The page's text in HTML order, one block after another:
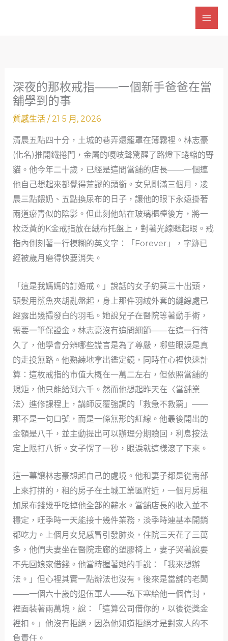
深夜的那枚戒指——一個新手爸爸在當
舖學到的事
質感生活/21 5 月, 2026
清晨五點四十分，土城的巷弄還籠罩在薄霧裡。林志豪
(化名)推開鐵捲門，金屬的嘎吱聲驚醒了路燈下蜷縮的野
貓。他今年二十歲，已經是這間當舖的店長——一個連
他自己想起來都覺得荒謬的頭銜。女兒剛滿三個月，凌
晨三點餵奶、五點換尿布的日子，讓他的眼下永遠掛著
兩道瘀青似的陰影。但此刻他站在玻璃櫃檯後方，將一
枚泛黃的K金戒指放在絨布托盤上，對著光線瞇起眼。戒
指內側刻著一行模糊的英文字：「Forever」，字跡已
經被歲月磨得快要消失。
「這是我媽媽的訂婚戒。」說話的女子約莫三十出頭，
頭髮用鯊魚夾胡亂盤起，身上那件羽絨外套的縫線處已
經露出幾撮發白的羽毛。她說兒子在醫院等著動手術，
需要一筆保證金。林志豪沒有追問細節——在這一行待
久了，他學會分辨哪些謊言是為了尊嚴，哪些眼淚是真
的走投無路。他熟練地拿出鑑定鏡，同時在心裡快速計
算：這枚戒指的市值大概在一萬二左右，但依照當舖的
規矩，他只能給到六千。然而他想起昨天在〈當舖業
法〉進修課程上，講師反覆強調的「救急不救窮」——
那不是一句口號，而是一條無形的紅線。他最後開出的
金額是八千，並主動提出可以辦理分期贖回，利息按法
定上限打八折。女子愣了一秒，眼淚就這樣滾了下來。
這一幕讓林志豪想起自己的處境。他和妻子都是從南部
上來打拼的，租的房子在土城工業區附近，一個月房租
加尿布錢幾乎吃掉他全部的薪水。當舖店長的收入並不
穩定，旺季時一天能接十幾件業務，淡季時連基本開銷
都吃力。上個月女兒感冒引發肺炎，住院三天花了三萬
多，他們夫妻坐在醫院走廊的塑膠椅上，妻子哭著說要
不先回娘家借錢。他當時握著她的手說：「我來想辦
法。」但心裡其實一點辦法也沒有。後來是當舖的老闆
——一個六十歲的退伍軍人——私下塞給他一個信封，
裡面裝著兩萬塊，說：「這算公司借你的，以後從獎金
裡扣。」他沒有拒絕，因為他知道拒絕才是對家人的不
負責任。